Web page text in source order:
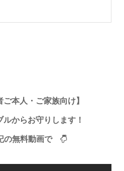
ご本人・ご家族向け】
ルからお守りします！
の無料動画で